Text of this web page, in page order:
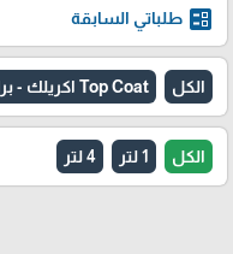
ballot طلباتي السابقة
الكل Top Coat اكريلك - براكشير
الكل 1 لتر 4 لتر